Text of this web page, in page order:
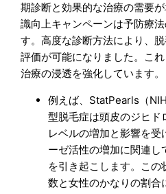
期診断と効果的な治療の需要
識向上キャンペーンは予防療
す。高度な診断方法により、
評価が可能になりました。こ
治療の浸透を強化しています。
例えば、StatPearls（
型脱毛症は頭皮のジヒド
レベルの増加と影響を
ーゼ活性の増加に関連
を引き起こします。こ
数と女性のかなりの割